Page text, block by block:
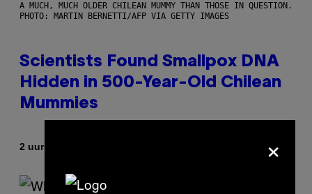
A MUCH, MUCH OLDER CHILEAN MUMMY THAN THOSE IN QUESTION.
PHOTO: MARTIN BERNETTI/AFP VIA GETTY IMAGES
Scientists Found Smallpox DNA
Hidden in 500-Year-Old Chilean
Mummies
2 uur geleden ×